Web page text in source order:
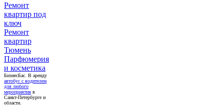
Ремонт
квартир под
ключ
Ремонт
квартир
Тюмень
Парфюмерия
и косметика
БизнесБас. В аренду
автобус с водителем
для любого
мероприятия в
Санкт-Петербурге и
области.